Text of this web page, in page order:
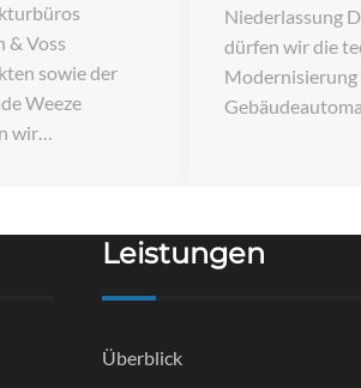
& Voss
sowie der
Weeze
wir…
Niederlassung
dürfen wir die
Modernisierung
Leistungen
Überblick